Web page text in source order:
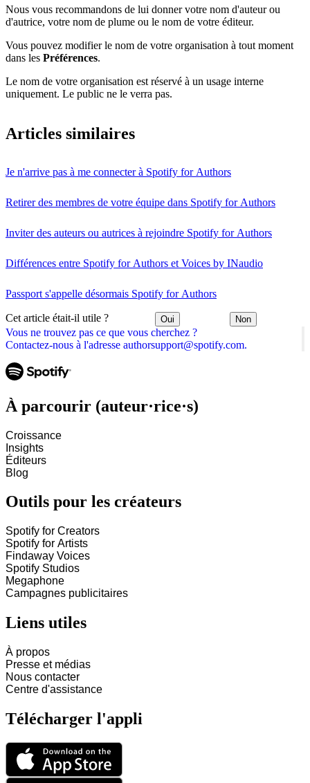
Vous ne trouvez pas ce que vous cherchez ?
Contactez-nous à l'adresse authorsupport@spotify.com.
Nous vous recommandons de lui donner votre nom d'auteur ou
d'autrice, votre nom de plume ou le nom de votre éditeur.
Vous pouvez modifier le nom de votre organisation à tout moment
dans les Préférences.
Le nom de votre organisation est réservé à un usage interne
uniquement. Le public ne le verra pas.
Articles similaires
Je n'arrive pas à me connecter à Spotify for Authors
Retirer des membres de votre équipe dans Spotify for Authors
Inviter des auteurs ou autrices à rejoindre Spotify for Authors
Différences entre Spotify for Authors et Voices by INaudio
Passport s'appelle désormais Spotify for Authors
Cet article était-il utile ? Oui Non
À parcourir (auteur·rice·s)
Croissance
Insights
Éditeurs
Blog
Outils pour les créateurs
Spotify for Creators
Spotify for Artists
Findaway Voices
Spotify Studios
Megaphone
Campagnes publicitaires
Liens utiles
À propos
Presse et médias
Nous contacter
Centre d'assistance
Télécharger l'appli